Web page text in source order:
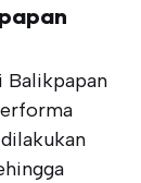
Balikpapan